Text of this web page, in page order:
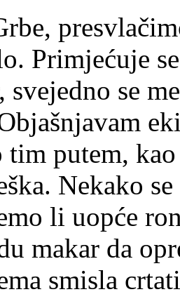
Primjećuje
svejedno se
tim putem,
Nekako
li uopće
makar da
smisla